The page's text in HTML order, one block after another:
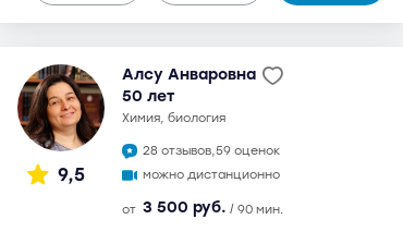
9,5
Алсу Анваровна
50 лет
химия, биология
28 отзывов,59 оценок
можно дистанционно
от 3 500 руб. / 90 мин.